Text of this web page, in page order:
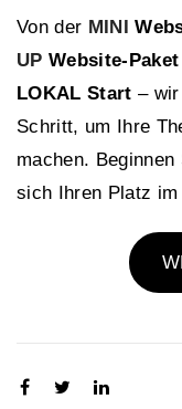
Von der MINI
UP Website-Paket
LOKAL Start –
Schritt, um Ihre
machen.
sich Ihren Platz